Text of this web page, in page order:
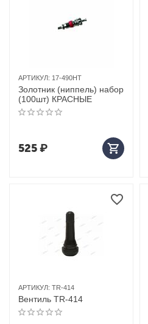
АРТИКУЛ: 17-490HT
Золотник (ниппель) набор
(100шт) КРАСНЫЕ
525₽
АРТИКУЛ: TR-414
Вентиль TR-414